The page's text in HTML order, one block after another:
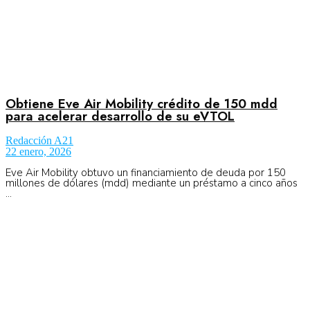
Obtiene Eve Air Mobility crédito de 150 mdd
para acelerar desarrollo de su eVTOL
Redacción A21
22 enero, 2026
Eve Air Mobility obtuvo un financiamiento de deuda por 150
millones de dólares (mdd) mediante un préstamo a cinco años
...